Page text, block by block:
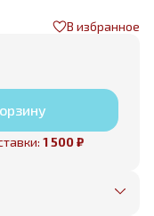
В избранное
1 500 ₽